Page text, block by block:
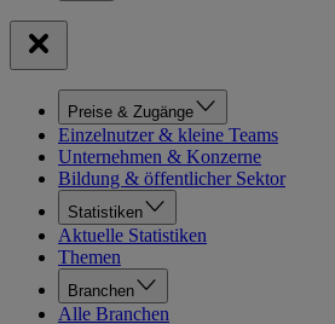
Preise & Zugänge
Einzelnutzer & kleine Teams
Unternehmen & Konzerne
Bildung & öffentlicher Sektor
Statistiken
Aktuelle Statistiken
Themen
Branchen
Alle Branchen